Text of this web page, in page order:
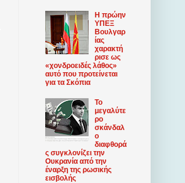
Η πρώην
ΥΠΕΞ
Βουλγαρ
ίας
χαρακτή
ρισε ως
«χονδροειδές λάθος»
αυτό που προτείνεται
για τα Σκόπια
Το
μεγαλύτε
ρο
σκάνδαλ
ο
διαφθορά
ς συγκλονίζει την
Ουκρανία από την
έναρξη της ρωσικής
εισβολής